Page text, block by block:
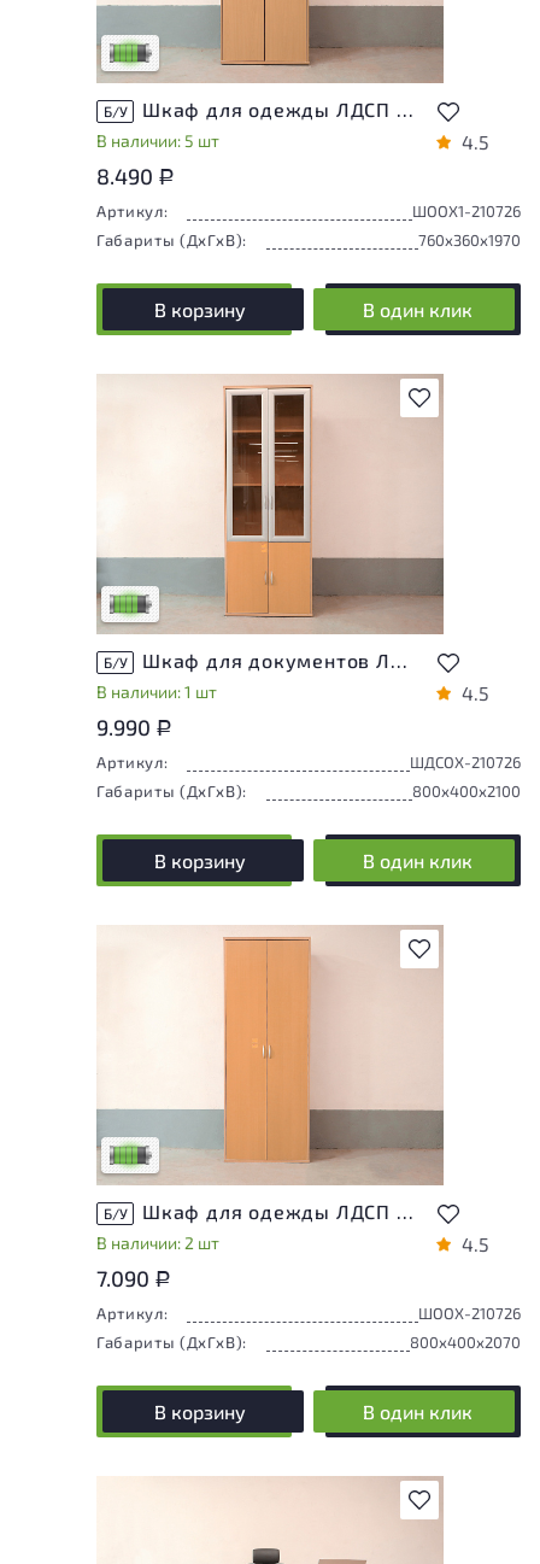
удобство его использования
Низкая степень износа
Б/У
В наличии: 5 шт 4.5
8.490 Р
Артикул:
ШООХ1-210726
Габариты (ДxГxВ):
760x360x1970
В корзину В один клик
В избранное
следы эксплуатации, не влияющие на
удобство его использования
Низкая степень износа
Б/У
В наличии: 1 шт 4.5
9.990 Р
Артикул:
ШДСОХ-210726
Габариты (ДxГxВ):
800x400x2100
В корзину В один клик
В избранное
У товара присутствуют незначительные
удобство его использования
Низкая степень износа
Б/У
В наличии: 2 шт 4.5
7.090 Р
Артикул:
ШООХ-210726
Габариты (ДxГxВ):
800x400x2070
В корзину В один клик
В избранное